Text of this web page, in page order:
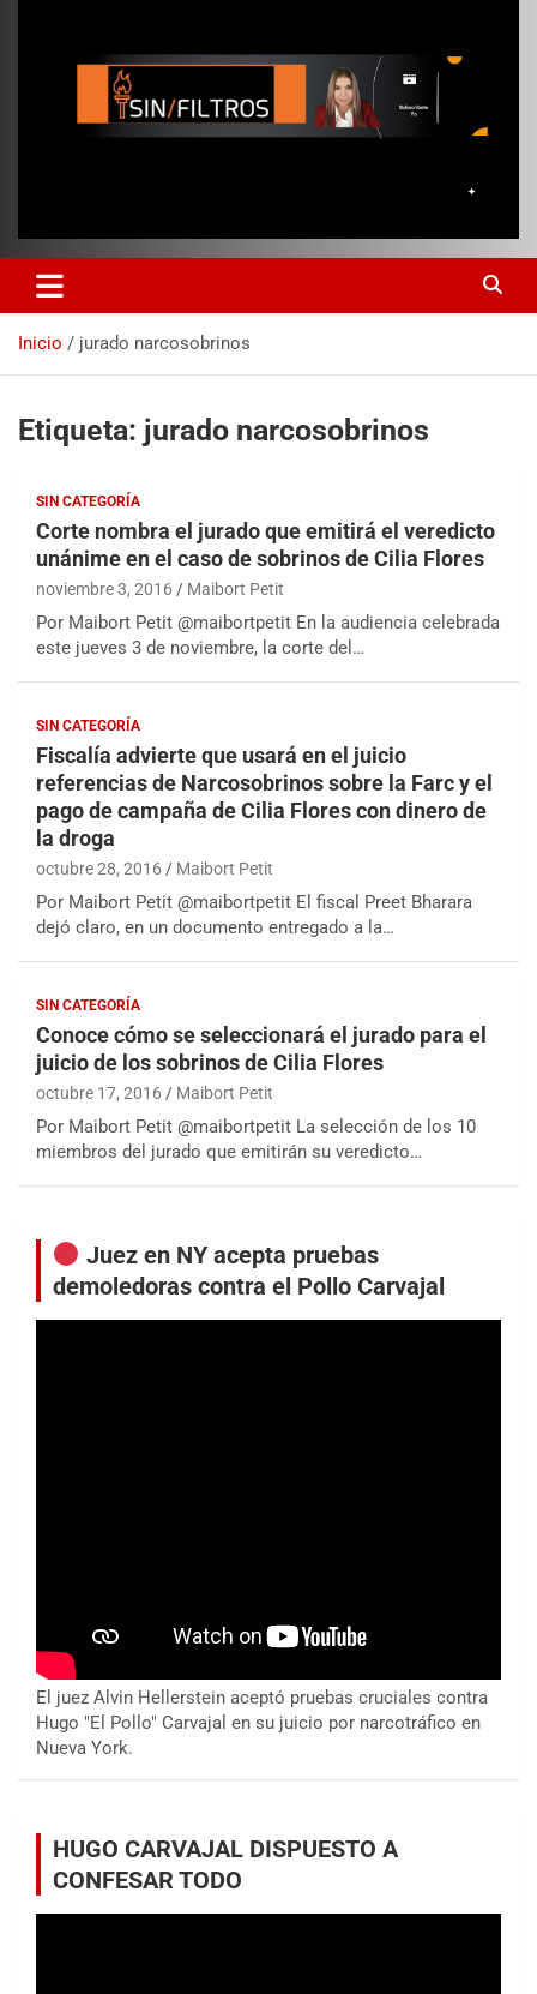
Inicio jurado narcosobrinos
Etiqueta: jurado narcosobrinos
SIN CATEGORÍA
Corte nombra el jurado que emitirá el veredicto
unánime en el caso de sobrinos de Cilia Flores
noviembre 3, 2016 Maibort Petit
Por Maibort Petit @maibortpetit En la audiencia celebrada
este jueves 3 de noviembre, la corte del…
SIN CATEGORÍA
Fiscalía advierte que usará en el juicio
referencias de Narcosobrinos sobre la Farc y el
pago de campaña de Cilia Flores con dinero de
la droga
octubre 28, 2016 Maibort Petit
Por Maibort Petit @maibortpetit El fiscal Preet Bharara
dejó claro, en un documento entregado a la…
SIN CATEGORÍA
Conoce cómo se seleccionará el jurado para el
juicio de los sobrinos de Cilia Flores
octubre 17, 2016 Maibort Petit
Por Maibort Petit @maibortpetit La selección de los 10
miembros del jurado que emitirán su veredicto…
Juez en NY acepta pruebas
demoledoras contra el Pollo Carvajal
El juez Alvin Hellerstein aceptó pruebas cruciales contra
Hugo "El Pollo" Carvajal en su juicio por narcotráfico en
Nueva York.
HUGO CARVAJAL DISPUESTO A
CONFESAR TODO